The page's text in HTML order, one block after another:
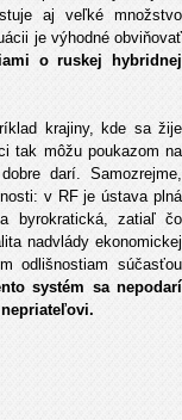
aj veľké množstvo
je výhodné obviňovať
o ruskej hybridnej
krajiny, kde sa žije
tak môžu poukazom na
darí. Samozrejme,
v RF je ústava plná
byrokratická, zatiaľ čo
nadvlády ekonomickej
odlišnostiam súčasťou
systém sa nepodarí